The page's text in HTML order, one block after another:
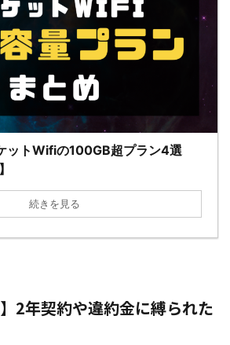
ットWifiの100GB超プラン4選
続きを見る
】2年契約や違約金に縛られた